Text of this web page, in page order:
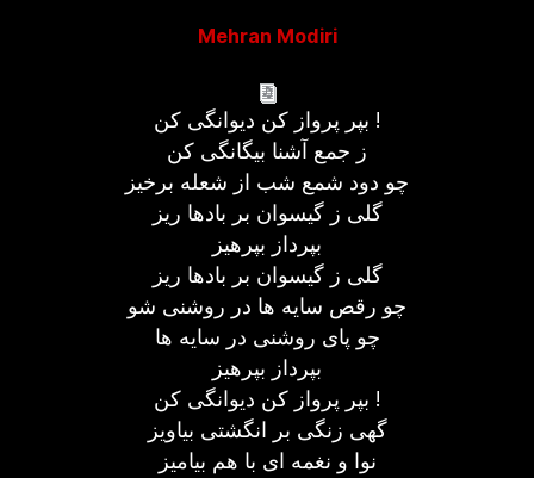
Mehran Modiri
بپر پرواز کن دیوانگی کن !
ز جمع آشنا بیگانگی کن
چو دود شمع شب از شعله برخیز
گلی ز گیسوان بر بادها ریز
بپرداز بپرهیز
گلی ز گیسوان بر بادها ریز
چو رقص سایه ها در روشنی شو
چو پای روشنی در سایه ها
بپرداز بپرهیز
بپر پرواز کن دیوانگی کن !
گهی زنگی بر انگشتی بیاویز
نوا و نغمه ای با هم بیامیز